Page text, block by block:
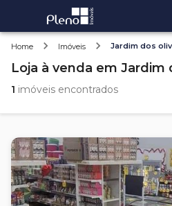
Home Imóveis Jardim dos
Loja à venda em Jardim
1 imóveis encontrados